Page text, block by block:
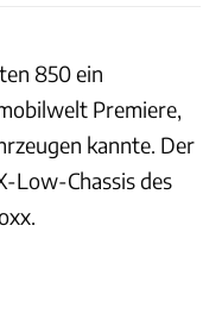
850 ein
Premiere,
kannte. Der
Low-Chassis des